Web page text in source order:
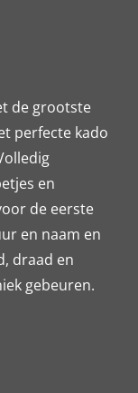
de grootste
perfecte kado
en
de eerste
en naam en
draad en
gebeuren.